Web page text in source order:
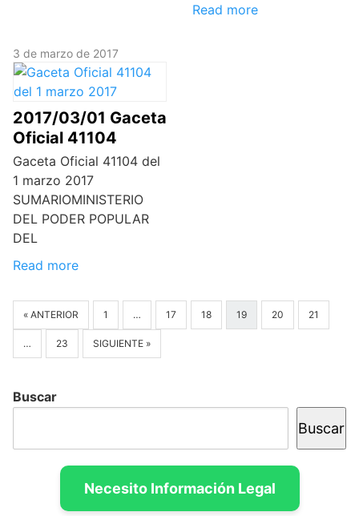
Read more
3 de marzo de 2017
2017/03/01 Gaceta
Oficial 41104
Gaceta Oficial 41104 del
1 marzo 2017
SUMARIOMINISTERIO
DEL PODER POPULAR
DEL
Read more
« ANTERIOR 1 … 17 18 19 20 21
… 23 SIGUIENTE »
Buscar
Buscar
Necesito Información Legal